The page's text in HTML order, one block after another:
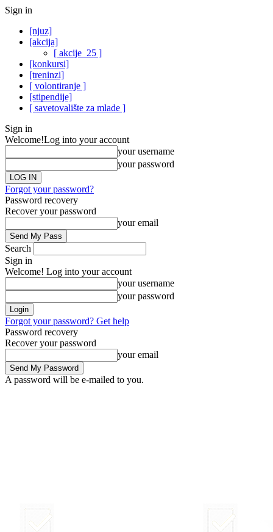
Sign in
[njuz]
[akcija]
[ akcije_25 ]
[konkursi]
[treninzi]
[ volontiranje ]
[stipendije]
[ savetovalište za mlade ]
Sign in
Welcome!Log into your account
your username
your password
Forgot your password?
Password recovery
Recover your password
your email
Search
Sign in
Welcome! Log into your account
your username
your password
Forgot your password? Get help
Password recovery
Recover your password
your email
A password will be e-mailed to you.